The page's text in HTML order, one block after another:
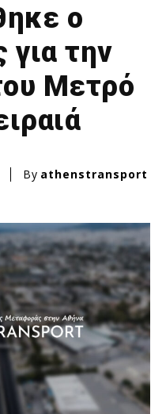
ο
για την
Μετρό
By athenstransport